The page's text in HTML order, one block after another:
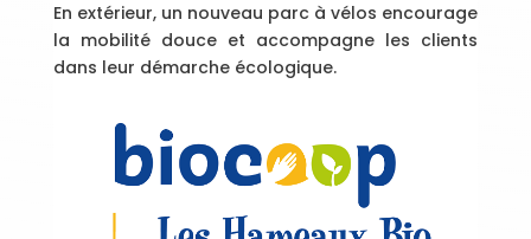
En extérieur, un nouveau parc à vélos encourage
la mobilité douce et accompagne les clients
dans leur démarche écologique.